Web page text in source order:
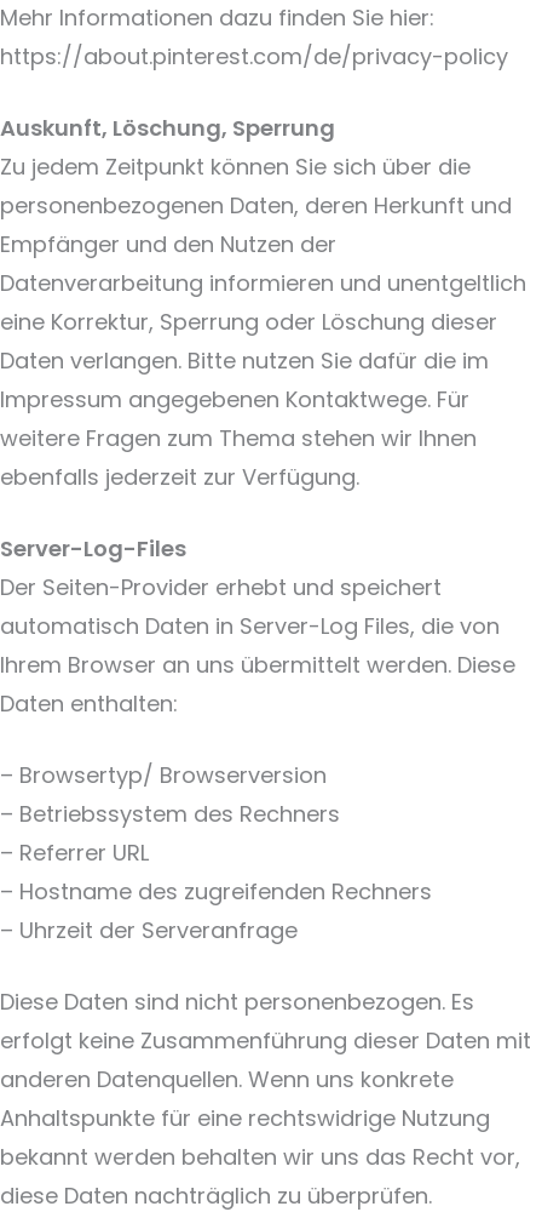
Mehr Informationen dazu finden Sie hier:
https://about.pinterest.com/de/privacy-policy
Auskunft, Löschung, Sperrung
Zu jedem Zeitpunkt können Sie sich über die
personenbezogenen Daten, deren Herkunft und
Empfänger und den Nutzen der
Datenverarbeitung informieren und unentgeltlich
eine Korrektur, Sperrung oder Löschung dieser
Daten verlangen. Bitte nutzen Sie dafür die im
Impressum angegebenen Kontaktwege. Für
weitere Fragen zum Thema stehen wir Ihnen
ebenfalls jederzeit zur Verfügung.
Server-Log-Files
Der Seiten-Provider erhebt und speichert
automatisch Daten in Server-Log Files, die von
Ihrem Browser an uns übermittelt werden. Diese
Daten enthalten:
– Browsertyp/ Browserversion
– Betriebssystem des Rechners
– Referrer URL
– Hostname des zugreifenden Rechners
– Uhrzeit der Serveranfrage
Diese Daten sind nicht personenbezogen. Es
erfolgt keine Zusammenführung dieser Daten mit
anderen Datenquellen. Wenn uns konkrete
Anhaltspunkte für eine rechtswidrige Nutzung
bekannt werden behalten wir uns das Recht vor,
diese Daten nachträglich zu überprüfen.